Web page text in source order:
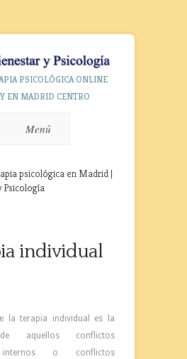
PSICOLÓGICA ONLINE
Y EN MADRID CENTRO
Menú
psicológica en Madrid |
Psicología
individual
la terapia individual es la
aquellos conflictos
internos o conflictos